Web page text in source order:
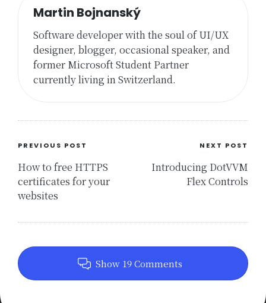
Martin Bojnanský
Software developer with the soul of UI/UX
designer, blogger, occasional speaker, and
former Microsoft Student Partner
currently living in Switzerland.
Post
navigation
PREVIOUS POST
How to free HTTPS
certificates for your
websites
NEXT POST
Introducing DotVVM
Flex Controls
Show 19 Comments